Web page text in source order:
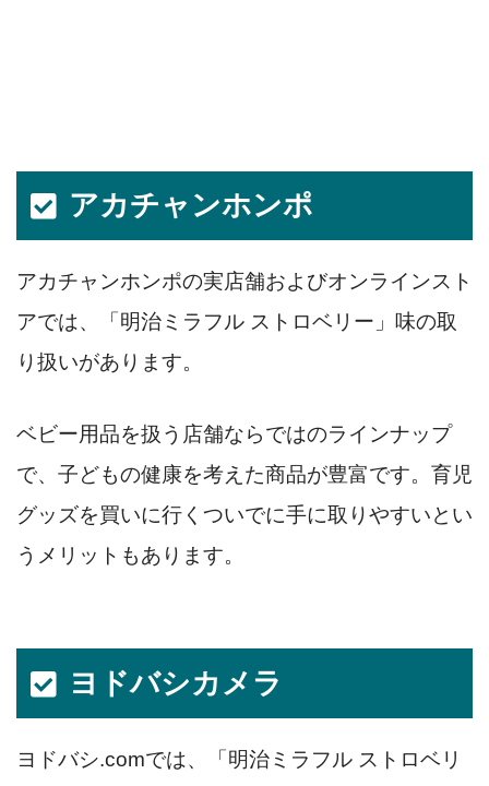
アカチャンホンポ
アカチャンホンポの実店舗およびオンラインスト
アでは、「明治ミラフル ストロベリー」味の取
り扱いがあります。
ベビー用品を扱う店舗ならではのラインナップ
で、子どもの健康を考えた商品が豊富です。育児
グッズを買いに行くついでに手に取りやすいとい
うメリットもあります。
ヨドバシカメラ
ヨドバシ.comでは、「明治ミラフル ストロベリ